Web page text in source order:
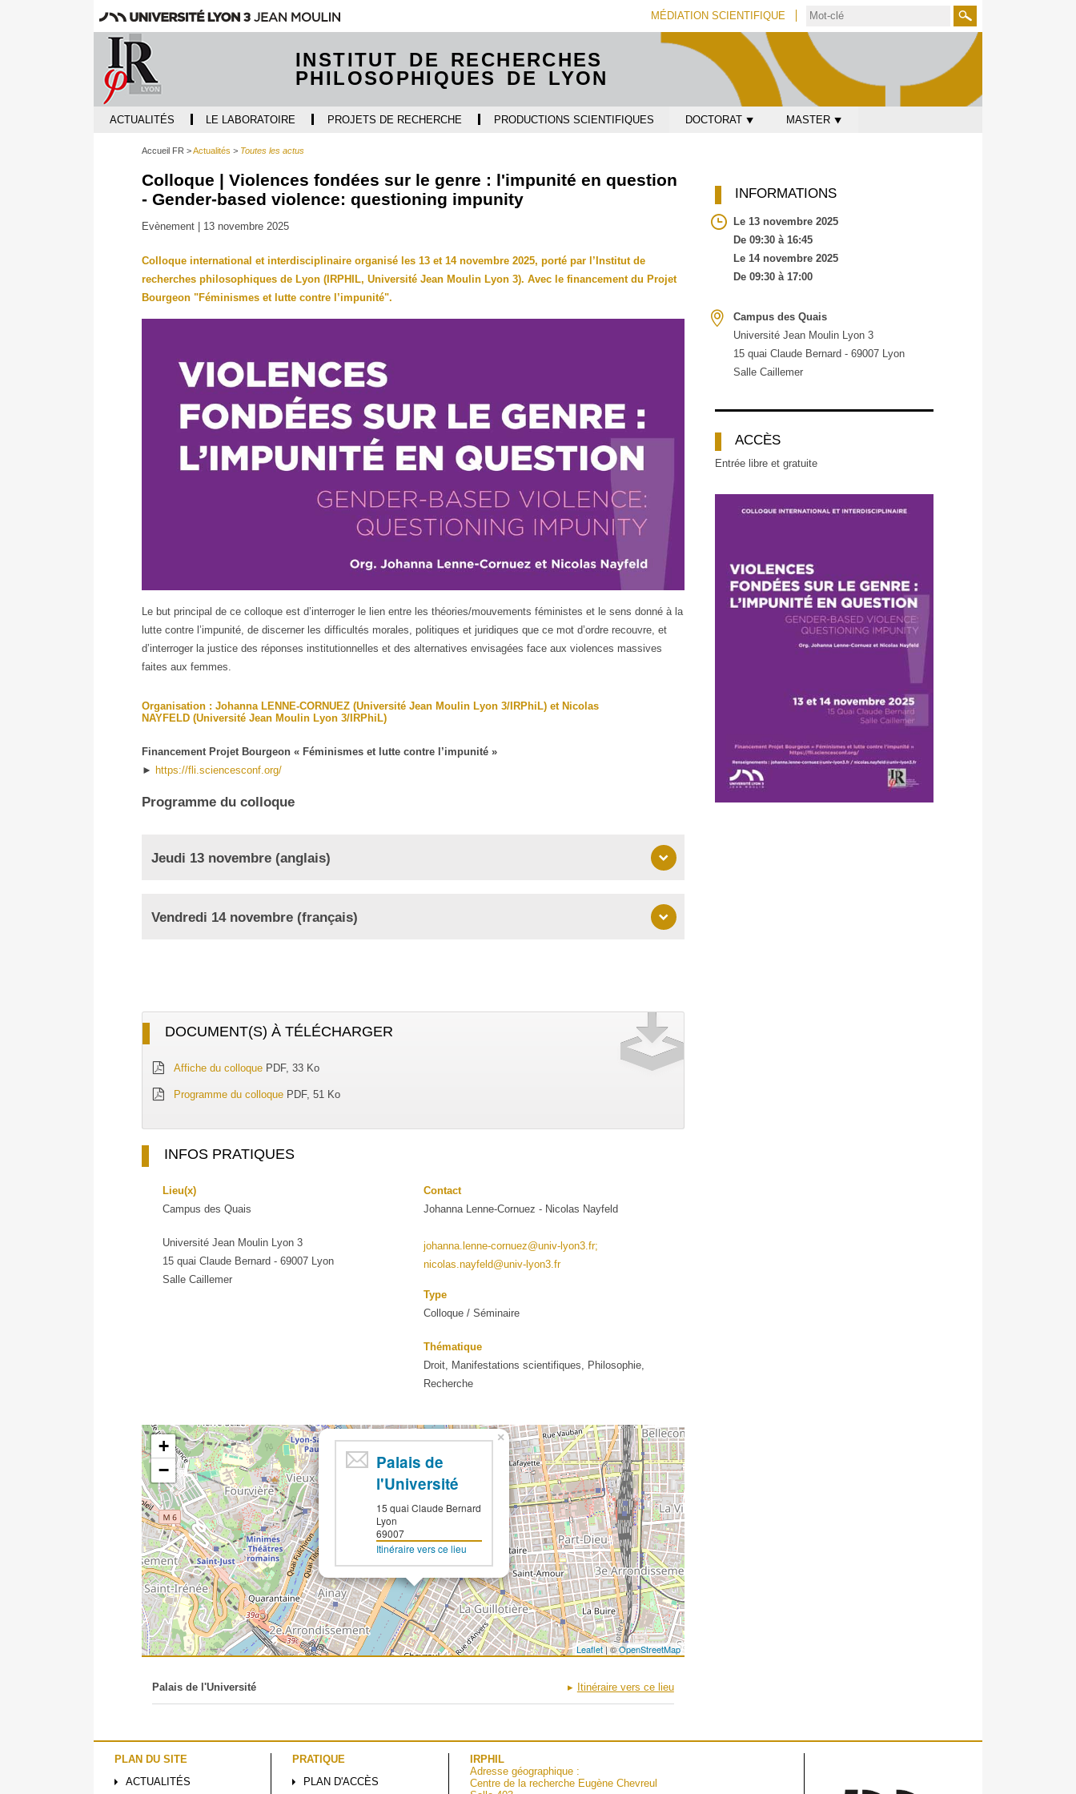
MÉDIATION SCIENTIFIQUE Rechercher
INSTITUT DE RECHERCHES
PHILOSOPHIQUES DE LYON
ACTUALITÉS LE LABORATOIRE PROJETS DE RECHERCHE PRODUCTIONS SCIENTIFIQUES DOCTORAT ⯆ MASTER ⯆
Accueil FR Actualités Toutes les actus
Colloque | Violences fondées sur le genre : l'impunité en question
- Gender-based violence: questioning impunity
Evènement | 13 novembre 2025
Colloque international et interdisciplinaire organisé les 13 et 14 novembre 2025, porté par l’Institut de
recherches philosophiques de Lyon (IRPHIL, Université Jean Moulin Lyon 3). Avec le financement du Projet
Bourgeon "Féminismes et lutte contre l’impunité".
Colloque
international
et
interdisciplinaire
Violences
fondées
le
genre
:
l'impunité
violence:
Le but principal de ce colloque est d’interroger le lien entre les théories/mouvements féministes et le sens donné à la
lutte contre l’impunité, de discerner les difficultés morales, politiques et juridiques que ce mot d’ordre recouvre, et
d’interroger la justice des réponses institutionnelles et des alternatives envisagées face aux violences massives
faites aux femmes.
Organisation : Johanna LENNE-CORNUEZ (Université Jean Moulin Lyon 3/IRPhiL) et Nicolas
NAYFELD (Université Jean Moulin Lyon 3/IRPhiL)
Financement Projet Bourgeon « Féminismes et lutte contre l’impunité »
► https://fli.sciencesconf.org/
Programme du colloque
Jeudi 13 novembre (anglais)
Vendredi 14 novembre (français)
DOCUMENT(S) À TÉLÉCHARGER
Affiche du colloque PDF, 33 Ko
Programme du colloque PDF, 51 Ko
INFOS PRATIQUES
Lieu(x)
Campus des Quais
Université Jean Moulin Lyon 3
15 quai Claude Bernard - 69007 Lyon
Salle Caillemer
Contact
Johanna Lenne-Cornuez - Nicolas Nayfeld
johanna.lenne-cornuez@univ-lyon3.fr;
nicolas.nayfeld@univ-lyon3.fr
Type
Colloque / Séminaire
Thématique
Droit, Manifestations scientifiques, Philosophie,
Recherche
Palais de
l'Université
15 quai Claude Bernard
Lyon
69007
Itinéraire vers ce lieu
×
+
−
Leaflet| ©OpenStreetMap
Itinéraire vers ce lieu
Palais de l'Université
INFORMATIONS
Le 13 novembre 2025
De 09:30 à 16:45
Le 14 novembre 2025
De 09:30 à 17:00
Campus des Quais
Université Jean Moulin Lyon 3
15 quai Claude Bernard - 69007 Lyon
Salle Caillemer
ACCÈS
Entrée libre et gratuite
PLAN DU SITE
ACTUALITÉS
PRATIQUE
PLAN D'ACCÈS
IRPHIL
Adresse géographique :
Centre de la recherche Eugène Chevreul